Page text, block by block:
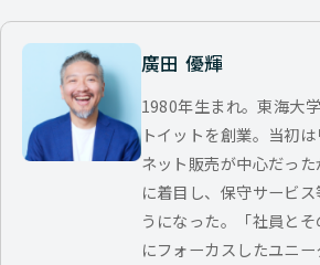
廣田 優輝
1980年生まれ。東海大
トイットを創業。当初
ネット販売が中心だっ
に着目し、保守サービ
うになった。「社員とそ
にフォーカスしたユニ